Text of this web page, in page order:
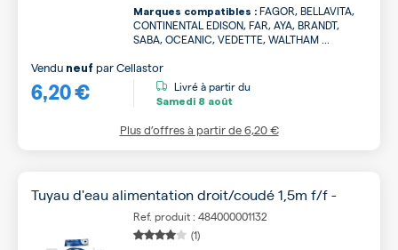
Marques compatibles : FAGOR, BELLAVITA,
CONTINENTAL EDISON, FAR, AYA, BRANDT,
SABA, OCEANIC, VEDETTE, WALTHAM ...
6,20 €
Vendu neuf parCellastor
Livré à partir du
Samedi 8 août
Plus d’offres à partir de6,20 €
Tuyau d'eau alimentation droit/coudé 1,5m f/f -
Ref. produit : 484000001132
(1)